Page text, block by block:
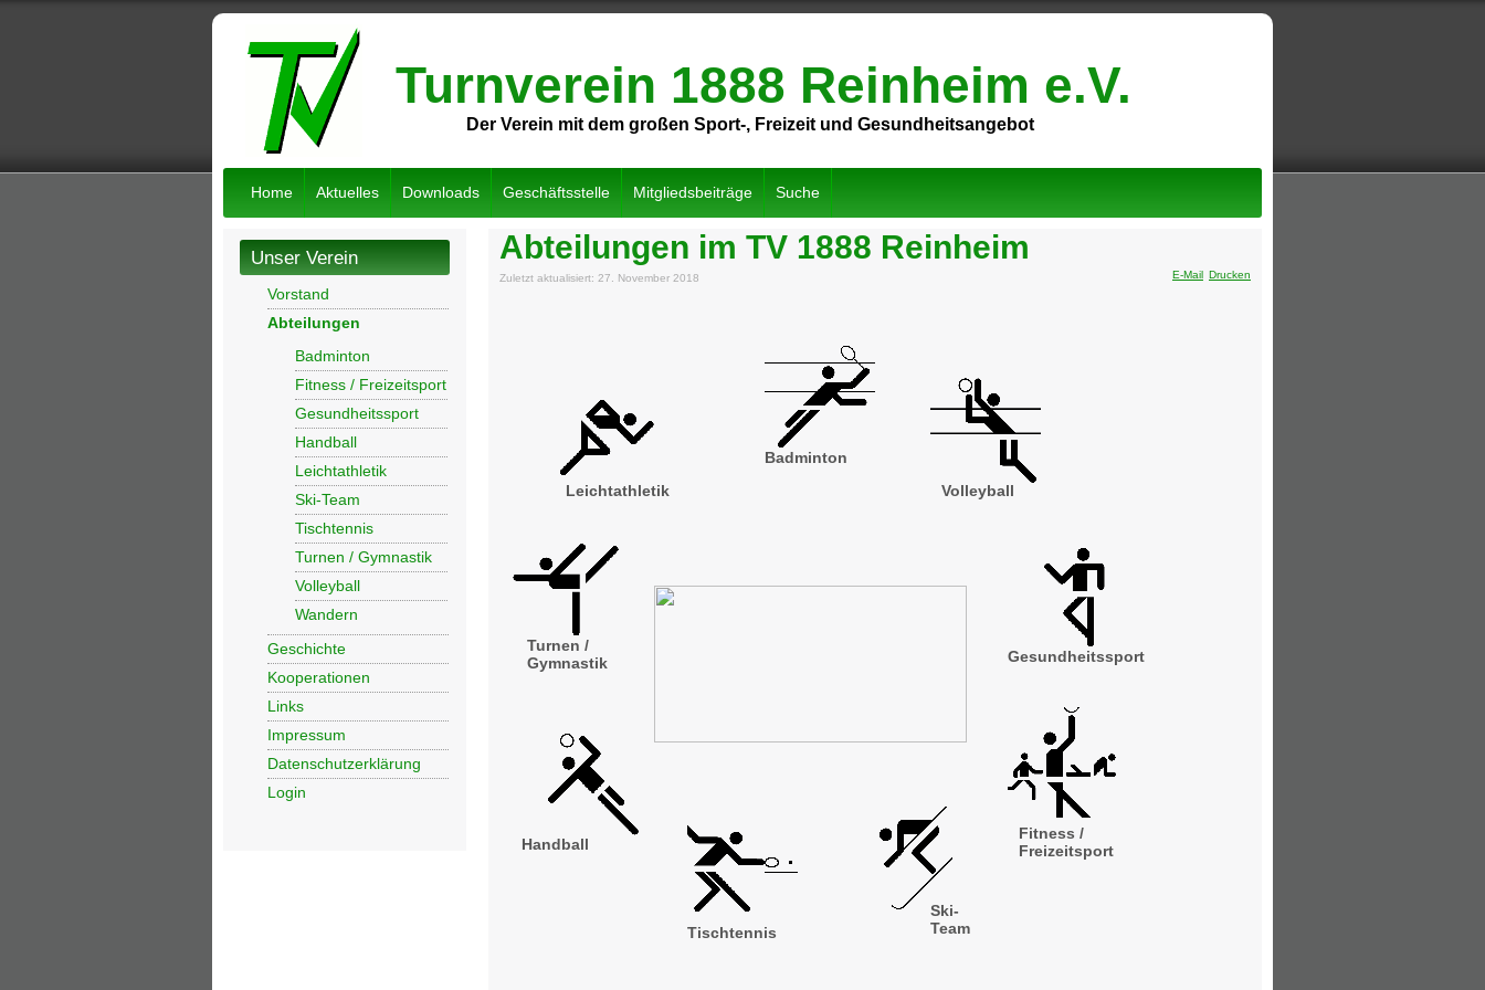
Turnverein 1888 Reinheim e.V.
Der Verein mit dem großen Sport-, Freizeit und Gesundheitsangebot
Home Aktuelles Downloads Geschäftsstelle Mitgliedsbeiträge Suche
Unser Verein
Vorstand
Abteilungen
Badminton
Fitness / Freizeitsport
Gesundheitssport
Handball
Leichtathletik
Ski-Team
Tischtennis
Turnen / Gymnastik
Volleyball
Wandern
Geschichte
Kooperationen
Links
Impressum
Datenschutzerklärung
Login
Abteilungen im TV 1888 Reinheim
Zuletzt aktualisiert: 27. November 2018 Drucken
E-Mail
Leichtathletik
Badminton
Volleyball
Turnen /
Gymnastik
Fitness /
Freizeitsport
Gesundheitssport
Handball
Tischtennis
Ski-
Team